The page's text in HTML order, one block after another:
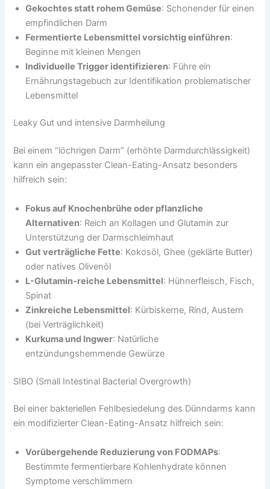
Gekochtes statt rohem Gemüse: Schonender für einen
empfindlichen Darm
Fermentierte Lebensmittel vorsichtig einführen:
Beginne mit kleinen Mengen
Individuelle Trigger identifizieren: Führe ein
Ernährungstagebuch zur Identifikation problematischer
Lebensmittel
Leaky Gut und intensive Darmheilung
Bei einem “löchrigen Darm” (erhöhte Darmdurchlässigkeit)
kann ein angepasster Clean-Eating-Ansatz besonders
hilfreich sein:
Fokus auf Knochenbrühe oder pflanzliche
Alternativen: Reich an Kollagen und Glutamin zur
Unterstützung der Darmschleimhaut
Gut verträgliche Fette: Kokosöl, Ghee (geklärte Butter)
oder natives Olivenöl
L-Glutamin-reiche Lebensmittel: Hühnerfleisch, Fisch,
Spinat
Zinkreiche Lebensmittel: Kürbiskerne, Rind, Austern
(bei Verträglichkeit)
Kurkuma und Ingwer: Natürliche
entzündungshemmende Gewürze
SIBO (Small Intestinal Bacterial Overgrowth)
Bei einer bakteriellen Fehlbesiedelung des Dünndarms kann
ein modifizierter Clean-Eating-Ansatz hilfreich sein:
Vorübergehende Reduzierung von FODMAPs:
Bestimmte fermentierbare Kohlenhydrate können
Symptome verschlimmern